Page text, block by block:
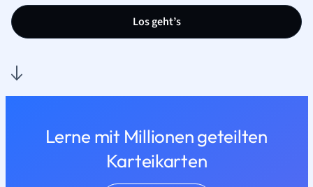
Los geht’s
Lerne mit Millionen geteilten
Karteikarten